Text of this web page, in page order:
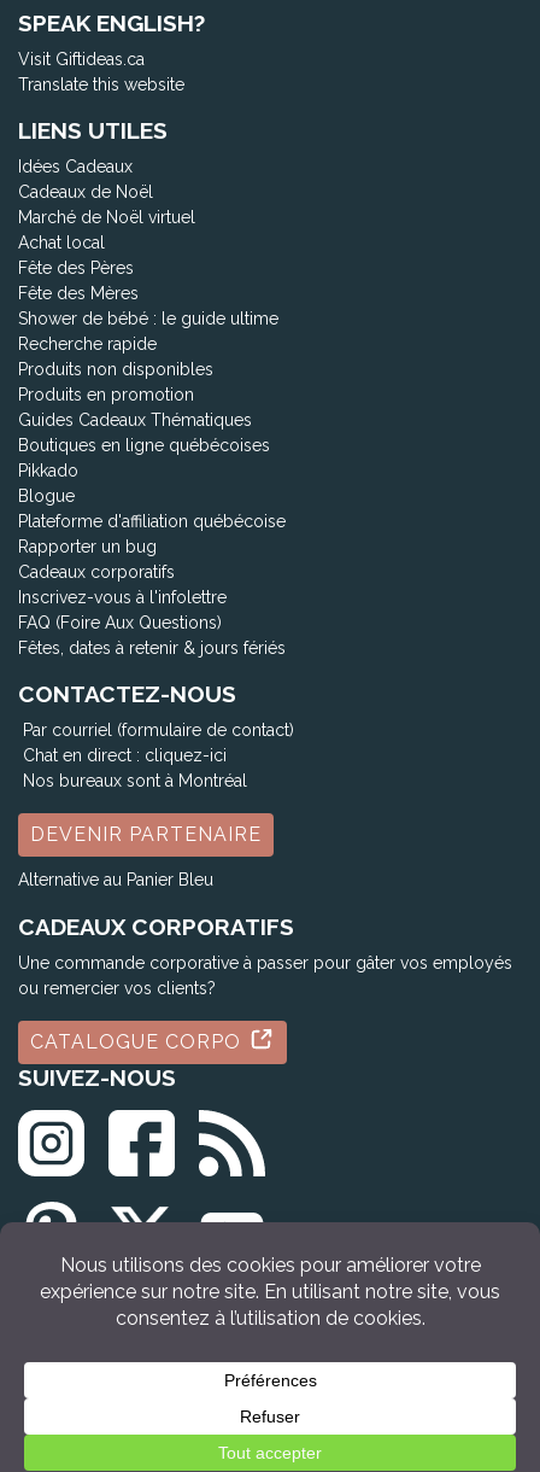
VOIR LE PRODUIT
SPEAK ENGLISH?
Visit Giftideas.ca
Translate this website
LIENS UTILES
Idées Cadeaux
Cadeaux de Noël
Marché de Noël virtuel
Achat local
Fête des Pères
Fête des Mères
Shower de bébé : le guide ultime
Recherche rapide
Produits non disponibles
Produits en promotion
Guides Cadeaux Thématiques
Boutiques en ligne québécoises
Pikkado
Blogue
Plateforme d'affiliation québécoise
Rapporter un bug
Cadeaux corporatifs
Inscrivez-vous à l'infolettre
FAQ (Foire Aux Questions)
Fêtes, dates à retenir & jours fériés
CONTACTEZ-NOUS
Par courriel (formulaire de contact)
Chat en direct : cliquez-ici
Nos bureaux sont à Montréal
DEVENIR PARTENAIRE
Alternative au Panier Bleu
CADEAUX CORPORATIFS
Une commande corporative à passer pour gâter vos employés
ou remercier vos clients?
CATALOGUE CORPO
SUIVEZ-NOUS
© Tous droits réservés Idée Cadeau Québec (2009 - 2026)
Retour en haut